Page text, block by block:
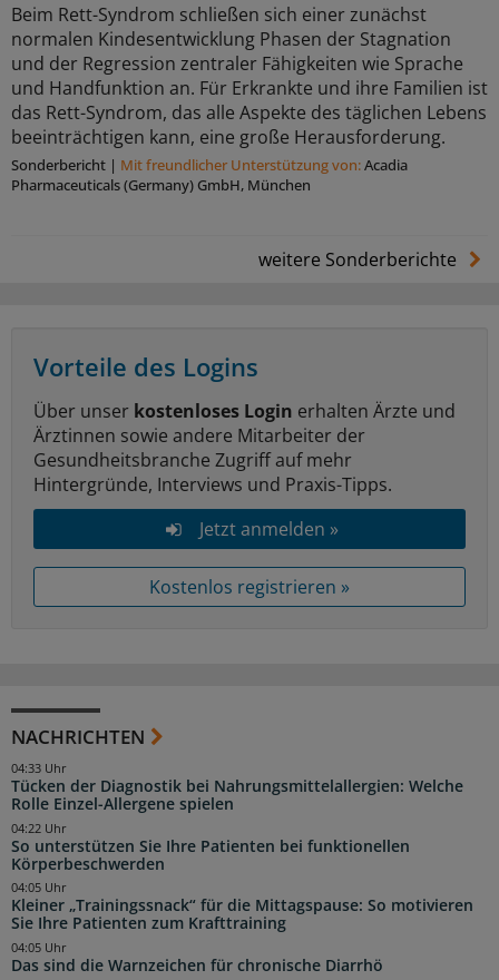
Beim Rett-Syndrom schließen sich einer zunächst
normalen Kindesentwicklung Phasen der Stagnation
und der Regression zentraler Fähigkeiten wie Sprache
und Handfunktion an. Für Erkrankte und ihre Familien ist
das Rett-Syndrom, das alle Aspekte des täglichen Lebens
beeinträchtigen kann, eine große Herausforderung.
Sonderbericht | Mit freundlicher Unterstützung von:Acadia
Pharmaceuticals (Germany) GmbH, München
weitere Sonderberichte
Vorteile des Logins
Über unser kostenloses Login erhalten Ärzte und
Ärztinnen sowie andere Mitarbeiter der
Gesundheitsbranche Zugriff auf mehr
Hintergründe, Interviews und Praxis-Tipps.
Jetzt anmelden »
Kostenlos registrieren »
NACHRICHTEN
Tücken der Diagnostik bei Nahrungsmittelallergien: Welche
Rolle Einzel-Allergene spielen
04:33 Uhr
So unterstützen Sie Ihre Patienten bei funktionellen
Körperbeschwerden
04:22 Uhr
Kleiner „Trainingssnack“ für die Mittagspause: So motivieren
Sie Ihre Patienten zum Krafttraining
04:05 Uhr
Das sind die Warnzeichen für chronische Diarrhö
04:05 Uhr